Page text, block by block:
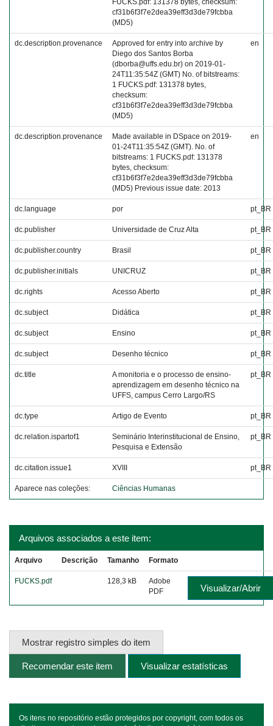
FUCKS.pdf: 131378 bytes, checksum:
cf31b6f3f7e2dea39eff3d3de79fcbba
(MD5)
dc.description.provenance
Approved for entry into archive by
Diego dos Santos Borba
(dborba@uffs.edu.br) on 2019-01-
24T11:35:54Z (GMT) No. of bitstreams:
1 FUCKS.pdf: 131378 bytes,
checksum:
cf31b6f3f7e2dea39eff3d3de79fcbba
(MD5)
en
dc.description.provenance
Made available in DSpace on 2019-
01-24T11:35:54Z (GMT). No. of
bitstreams: 1 FUCKS.pdf: 131378
bytes, checksum:
cf31b6f3f7e2dea39eff3d3de79fcbba
(MD5) Previous issue date: 2013
en
dc.language por pt_BR
dc.publisher Universidade de Cruz Alta pt_BR
dc.publisher.country Brasil pt_BR
dc.publisher.initials UNICRUZ pt_BR
dc.rights Acesso Aberto pt_BR
dc.subject Didática pt_BR
dc.subject Ensino pt_BR
dc.subject Desenho técnico pt_BR
dc.title
A monitoria e o processo de ensino-
aprendizagem em desenho técnico na
UFFS, campus Cerro Largo/RS
pt_BR
dc.type Artigo de Evento pt_BR
dc.relation.ispartof1
Seminário Interinstitucional de Ensino,
Pesquisa e Extensão
pt_BR
dc.citation.issue1 XVIII pt_BR
Aparece nas coleções: Ciências Humanas
Arquivos associados a este item:
Arquivo Descrição Tamanho Formato
FUCKS.pdf 128,3 kB
Adobe
PDF
Visualizar/Abrir
Mostrar registro simples do item
Recomendar este item Visualizar estatísticas
Os itens no repositório estão protegidos por copyright, com todos os